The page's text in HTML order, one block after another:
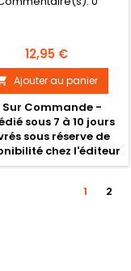
Prix
12,95 €
Ajouter au panier
Sur Commande -
sous 7 à 10 jours
sous réserve de
chez l'éditeur
1 2